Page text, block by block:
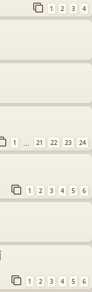
1 2 3 4
1 … 21 22 23 24
1 2 3 4 5 6
1 2 3 4 5 6